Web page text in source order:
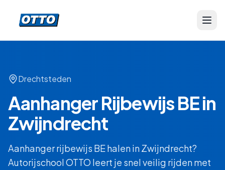
Drechtsteden
Aanhanger Rijbewijs BE in
Zwijndrecht
Aanhanger rijbewijs BE halen in Zwijndrecht?
Autorijschool OTTO leert je snel veilig rijden met